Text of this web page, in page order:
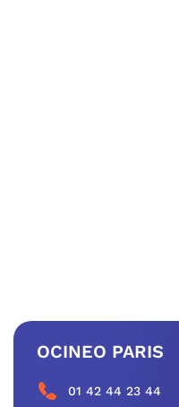
OCINEO PARIS
01 42 44 23 44